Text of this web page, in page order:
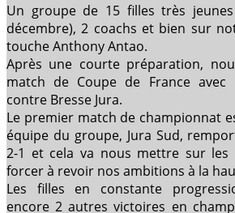
Un groupe de 15 filles très
décembre), 2 coachs et bien sur
touche Anthony Antao.
Après une courte préparation,
match de Coupe de France
contre Bresse Jura.
Le premier match de championnat
équipe du groupe, Jura Sud,
2-1 et cela va nous mettre sur
forcer à revoir nos ambitions à la
Les filles en constante
encore 2 autres victoires en